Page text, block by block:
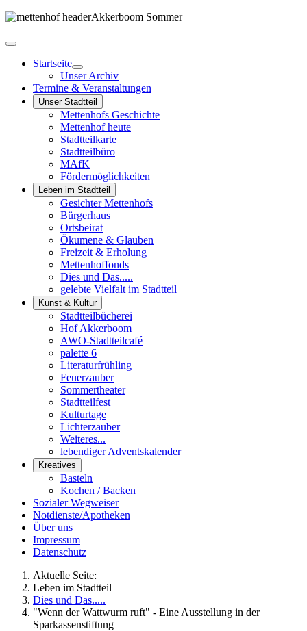
Startseite
Unser Archiv
Termine & Veranstaltungen
Unser Stadtteil
Mettenhofs Geschichte
Mettenhof heute
Stadtteilkarte
Stadtteilbüro
MAfK
Fördermöglichkeiten
Leben im Stadtteil
Gesichter Mettenhofs
Bürgerhaus
Ortsbeirat
Ökumene & Glauben
Freizeit & Erholung
Mettenhoffonds
Dies und Das.....
gelebte Vielfalt im Stadtteil
Kunst & Kultur
Stadtteilbücherei
Hof Akkerboom
AWO-Stadtteilcafé
palette 6
Literaturfrühling
Feuerzauber
Sommertheater
Stadtteilfest
Kulturtage
Lichterzauber
Weiteres...
lebendiger Adventskalender
Kreatives
Basteln
Kochen / Backen
Sozialer Wegweiser
Notdienste/Apotheken
Über uns
Impressum
Datenschutz
Aktuelle Seite:
Leben im Stadtteil
Dies und Das.....
"Wenn der Wattwurm ruft" - Eine Ausstellung in der
Sparkassenstiftung